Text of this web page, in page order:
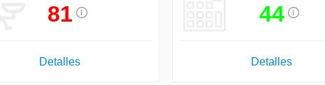
81
Detalles
44
Detalles